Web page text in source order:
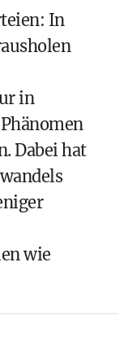
In
in
Dabei hat
wie